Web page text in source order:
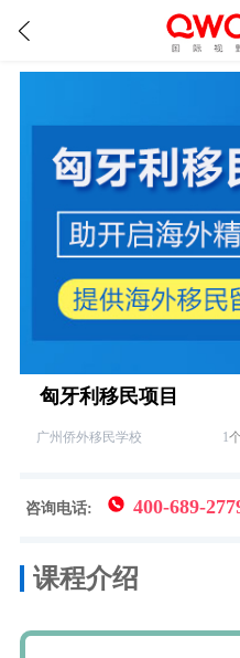
匈牙利移民项目
广州侨外移民学校 1
咨询电话: 400-689-
课程介绍